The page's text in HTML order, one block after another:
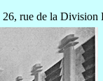
26, rue de la Division